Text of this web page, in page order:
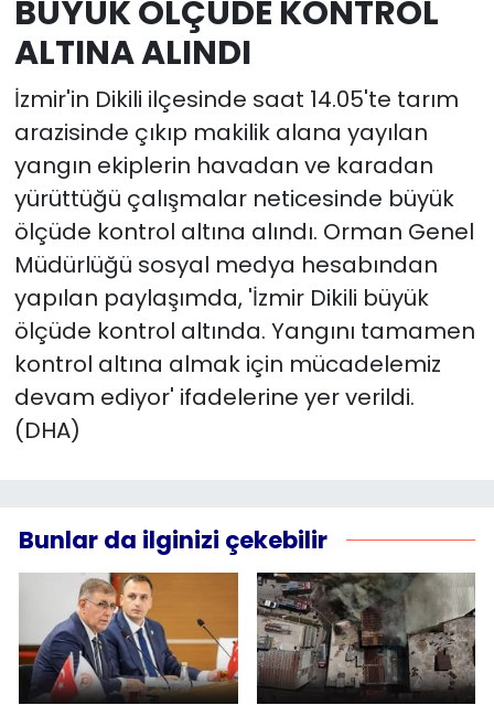
BÜYÜK ÖLÇÜDE KONTROL
ALTINA ALINDI
İzmir'in Dikili ilçesinde saat 14.05'te tarım
arazisinde çıkıp makilik alana yayılan
yangın ekiplerin havadan ve karadan
yürüttüğü çalışmalar neticesinde büyük
ölçüde kontrol altına alındı. Orman Genel
Müdürlüğü sosyal medya hesabından
yapılan paylaşımda, 'İzmir Dikili büyük
ölçüde kontrol altında. Yangını tamamen
kontrol altına almak için mücadelemiz
devam ediyor' ifadelerine yer verildi.
(DHA)
Bunlar da ilginizi çekebilir